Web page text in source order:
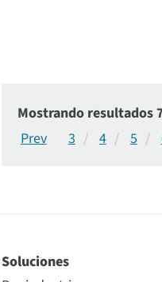
Mostrando resultados
3
4 5
Soluciones